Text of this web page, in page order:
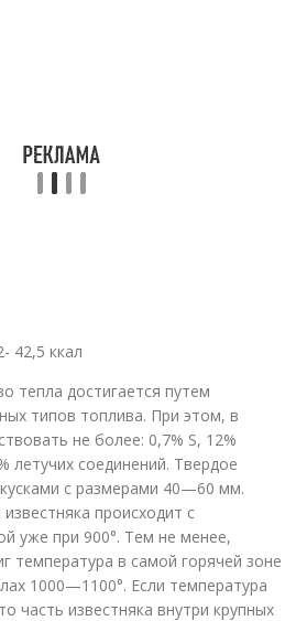
- 42,5 ккал
тепла достигается путем
типов топлива. При этом, в
не более: 0,7% S, 12%
летучих соединений. Твердое
с размерами 40—60 мм.
происходит с
уже при 900°. Тем не менее,
температура в самой горячей зоне
1000—1100°. Если температура
часть известняка внутри крупных